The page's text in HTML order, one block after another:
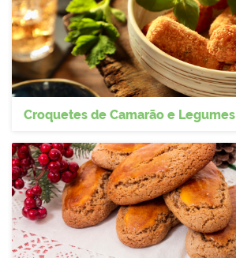
Croquetes de Camarão e Legumes